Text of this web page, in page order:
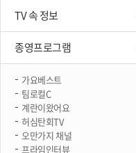
TV 속 정보
종영프로그램
가요베스트
팀로컬C
계란이왔어요
허심탄회TV
오만가지 채널
프라임인터뷰